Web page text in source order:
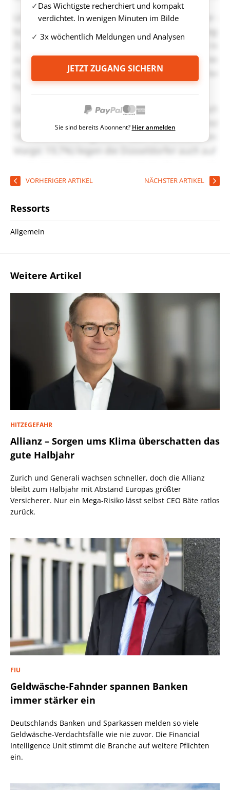
Das Wichtigste recherchiert und kompakt
verdichtet. In wenigen Minuten im Bilde
3x wöchentlich Meldungen und Analysen
JETZT ZUGANG SICHERN
Sie sind bereits Abonnent? Hier anmelden
VORHERIGER ARTIKEL NÄCHSTER ARTIKEL
Ressorts
Allgemein
Weitere Artikel
HITZEGEFAHR
Allianz – Sorgen ums Klima überschatten das
gute Halbjahr
Zurich und Generali wachsen schneller, doch die Allianz
bleibt zum Halbjahr mit Abstand Europas größter
Versicherer. Nur ein Mega-Risiko lässt selbst CEO Bäte ratlos
zurück.
FIU
Geldwäsche-Fahnder spannen Banken
immer stärker ein
Deutschlands Banken und Sparkassen melden so viele
Geldwäsche-Verdachtsfälle wie nie zuvor. Die Financial
Intelligence Unit stimmt die Branche auf weitere Pflichten
ein.